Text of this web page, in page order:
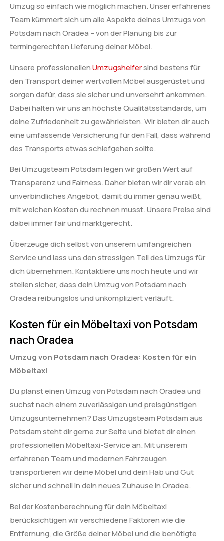
Umzug so einfach wie möglich machen. Unser erfahrenes
Team kümmert sich um alle Aspekte deines Umzugs von
Potsdam nach Oradea – von der Planung bis zur
termingerechten Lieferung deiner Möbel.
Unsere professionellenUmzugshelfersind bestens für
den Transport deiner wertvollen Möbel ausgerüstet und
sorgen dafür, dass sie sicher und unversehrt ankommen.
Dabei halten wir uns an höchste Qualitätsstandards, um
deine Zufriedenheit zu gewährleisten. Wir bieten dir auch
eine umfassende Versicherung für den Fall, dass während
des Transports etwas schiefgehen sollte.
Bei Umzugsteam Potsdam legen wir großen Wert auf
Transparenz und Fairness. Daher bieten wir dir vorab ein
unverbindliches Angebot, damit du immer genau weißt,
mit welchen Kosten du rechnen musst. Unsere Preise sind
dabei immer fair und marktgerecht.
Überzeuge dich selbst von unserem umfangreichen
Service und lass uns den stressigen Teil des Umzugs für
dich übernehmen. Kontaktiere uns noch heute und wir
stellen sicher, dass dein Umzug von Potsdam nach
Oradea reibungslos und unkompliziert verläuft.
Kosten für ein Möbeltaxi von Potsdam
nach Oradea
Umzug von Potsdam nach Oradea: Kosten für ein
Möbeltaxi
Du planst einen Umzug von Potsdam nach Oradea und
suchst nach einem zuverlässigen und preisgünstigen
Umzugsunternehmen? Das Umzugsteam Potsdam aus
Potsdam steht dir gerne zur Seite und bietet dir einen
professionellen Möbeltaxi-Service an. Mit unserem
erfahrenen Team und modernen Fahrzeugen
transportieren wir deine Möbel und dein Hab und Gut
sicher und schnell in dein neues Zuhause in Oradea.
Bei der Kostenberechnung für dein Möbeltaxi
berücksichtigen wir verschiedene Faktoren wie die
Entfernung, die Größe deiner Möbel und die benötigte